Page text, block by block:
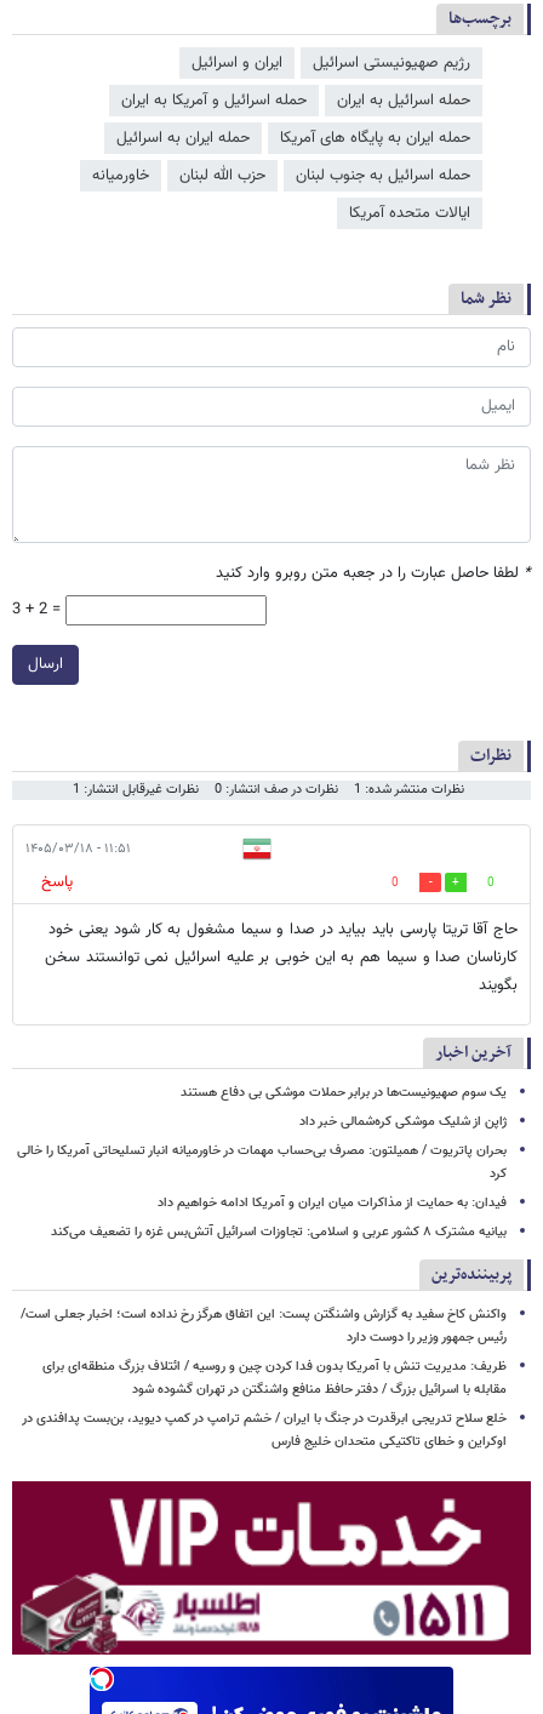
برچسب‌ها
رژیم صهیونیستی اسرائیل
ایران و اسرائیل
حمله اسرائیل به ایران
حمله اسرائیل و آمریکا به ایران
حمله ایران به پایگاه های آمریکا
حمله ایران به اسرائیل
حمله اسرائیل به جنوب لبنان
حزب الله لبنان
خاورمیانه
ایالات متحده آمریکا
نظر شما
* لطفا حاصل عبارت را در جعبه متن روبرو وارد کنید
3 + 2 =
ارسال
نظرات
نظرات منتشر شده: 1 نظرات در صف انتشار: 0 نظرات غیرقابل انتشار: 1
۱۱:۵۱ - ۱۴۰۵/۰۳/۱۸
0
0
پاسخ
حاج آقا تریتا پارسی باید بیاید در صدا و سیما مشغول به کار شود یعنی خود
کارناسان صدا و سیما هم به این خوبی بر علیه اسرائیل نمی توانستند سخن
بگویند
آخرین اخبار
یک‌ سوم صهیونیست‌ها در برابر حملات موشکی بی دفاع هستند
ژاپن از شلیک موشکی کره‌شمالی خبر داد
بحران پاتریوت / همیلتون: مصرف بی‌حساب مهمات در خاورمیانه انبار تسلیحاتی آمریکا را خالی
کرد
فیدان: به حمایت از مذاکرات میان ایران و آمریکا ادامه خواهیم داد
بیانیه مشترک ۸ کشور عربی و اسلامی: تجاوزات اسرائیل آتش‌بس غزه را تضعیف می‌کند
پربیننده‌ترین
واکنش کاخ سفید به گزارش واشنگتن پست: این اتفاق هرگز رخ نداده است؛ اخبار جعلی است/
رئیس جمهور وزیر را دوست دارد
ظریف: مدیریت تنش با آمریکا بدون فدا کردن چین و روسیه / ائتلاف بزرگ منطقه‌ای برای
مقابله با اسرائیل بزرگ / دفتر حافظ منافع واشنگتن در تهران گشوده شود
خلع سلاح تدریجی ابرقدرت در جنگ با ایران / خشم ترامپ در کمپ دیوید، بن‌بست پدافندی در
اوکراین و خطای تاکتیکی متحدان خلیج فارس